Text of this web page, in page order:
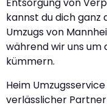
Entsorgung von
kannst du dich ganz
Umzugs von
während wir uns um
kümmern.
Heim
verlässlicher